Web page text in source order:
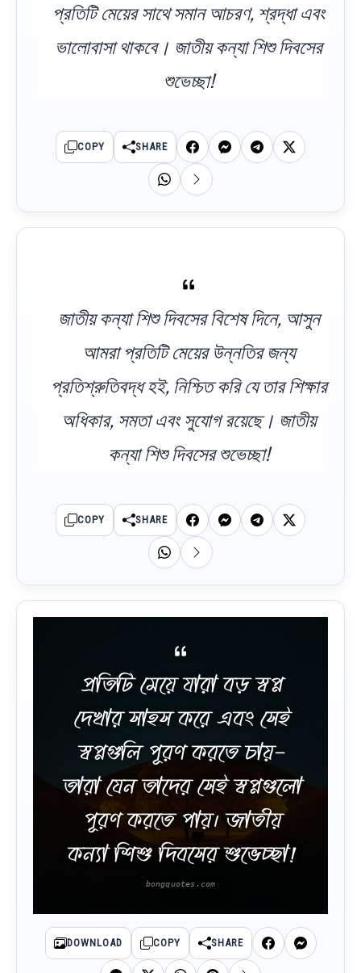
প্রতিটি মেয়ের সাথে সমান আচরণ, শ্রদ্ধা এবং
ভালোবাসা থাকবে। জাতীয় কন্যা শিশু দিবসের
শুভেচ্ছা!
COPY SHARE
জাতীয় কন্যা শিশু দিবসের বিশেষ দিনে, আসুন
আমরা প্রতিটি মেয়ের উন্নতির জন্য
প্রতিশ্রুতিবদ্ধ হই, নিশ্চিত করি যে তার শিক্ষার
অধিকার, সমতা এবং সুযোগ রয়েছে। জাতীয়
কন্যা শিশু দিবসের শুভেচ্ছা!
COPY SHARE
প্রতিটি মেয়ে যারা বড় স্বপ্ন
দেখার সাহস করে এবং সেই
স্বপ্নগুলি পূরণ করতে চায়-
তারা যেন তাদের সেই স্বপ্নগুলো
পূরণ করতে পায়। জাতীয়
কন্যা শিশু দিবসের শুভেচ্ছা!
DOWNLOAD COPY SHARE